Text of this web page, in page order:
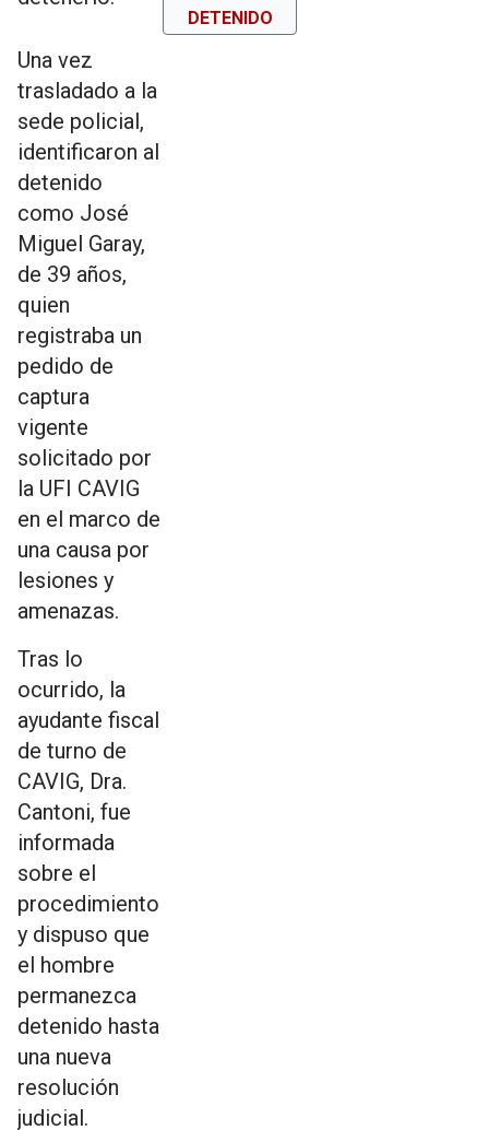
Una vez
trasladado a la
sede policial,
identificaron al
detenido
como José
Miguel Garay,
de 39 años,
quien
registraba un
pedido de
captura
vigente
solicitado por
la UFI CAVIG
en el marco de
una causa por
lesiones y
amenazas.
Tras lo
ocurrido, la
ayudante fiscal
de turno de
CAVIG, Dra.
Cantoni, fue
informada
sobre el
procedimiento
y dispuso que
el hombre
permanezca
detenido hasta
una nueva
resolución
judicial.
DETENIDO